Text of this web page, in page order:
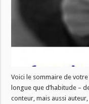
Voici le sommaire de
longue que d’habitude –
conteur, mais aussi